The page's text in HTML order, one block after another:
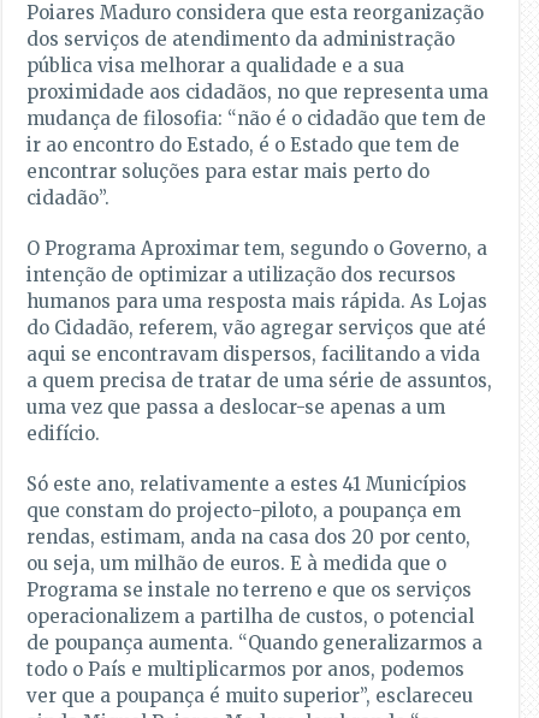
Poiares Maduro considera que esta reorganização
dos serviços de atendimento da administração
pública visa melhorar a qualidade e a sua
proximidade aos cidadãos, no que representa uma
mudança de filosofia: “não é o cidadão que tem de
ir ao encontro do Estado, é o Estado que tem de
encontrar soluções para estar mais perto do
cidadão”.
O Programa Aproximar tem, segundo o Governo, a
intenção de optimizar a utilização dos recursos
humanos para uma resposta mais rápida. As Lojas
do Cidadão, referem, vão agregar serviços que até
aqui se encontravam dispersos, facilitando a vida
a quem precisa de tratar de uma série de assuntos,
uma vez que passa a deslocar-se apenas a um
edifício.
Só este ano, relativamente a estes 41 Municípios
que constam do projecto-piloto, a poupança em
rendas, estimam, anda na casa dos 20 por cento,
ou seja, um milhão de euros. E à medida que o
Programa se instale no terreno e que os serviços
operacionalizem a partilha de custos, o potencial
de poupança aumenta. “Quando generalizarmos a
todo o País e multiplicarmos por anos, podemos
ver que a poupança é muito superior”, esclareceu